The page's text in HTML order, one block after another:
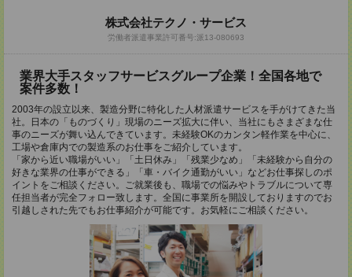
株式会社テクノ・サービス
労働者派遣事業許可番号:派13-080693
業界大手スタッフサービスグループ企業！全国各地で
案件多数！
2003年の設立以来、製造分野に特化した人材派遣サービスを手がけてきた当
社。日本の「ものづくり」現場のニーズ拡大に伴い、当社にもさまざまな仕
事のニーズが舞い込んできています。未経験OKのカンタン軽作業を中心に、
工場や倉庫内での製造系のお仕事をご紹介しています。
「家から近い職場がいい」「土日休み」「残業少なめ」「未経験から自分の
好きな業界の仕事ができる」「車・バイク通勤がいい」などお仕事探しのポ
イントをご相談ください。ご就業後も、職場での悩みやトラブルについて専
任担当者が完全フォロー致します。全国に事業所を開設しておりますのでお
引越しされた先でもお仕事紹介が可能です。お気軽にご相談ください。